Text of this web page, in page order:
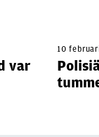
var
10